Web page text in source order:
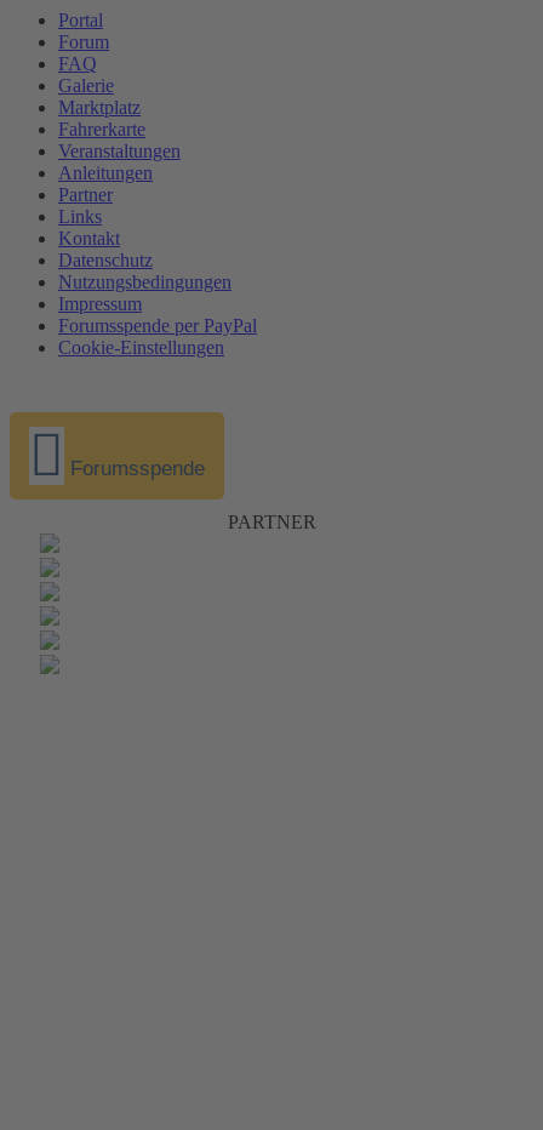
Portal
Forum
FAQ
Galerie
Marktplatz
Fahrerkarte
Veranstaltungen
Anleitungen
Partner
Links
Kontakt
Datenschutz
Nutzungsbedingungen
Impressum
Forumsspende per PayPal
Cookie-Einstellungen
Forumsspende
PARTNER